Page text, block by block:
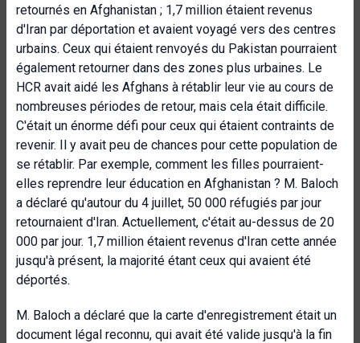
retournés en Afghanistan ; 1,7 million étaient revenus
d'Iran par déportation et avaient voyagé vers des centres
urbains. Ceux qui étaient renvoyés du Pakistan pourraient
également retourner dans des zones plus urbaines. Le
HCR avait aidé les Afghans à rétablir leur vie au cours de
nombreuses périodes de retour, mais cela était difficile.
C'était un énorme défi pour ceux qui étaient contraints de
revenir. Il y avait peu de chances pour cette population de
se rétablir. Par exemple, comment les filles pourraient-
elles reprendre leur éducation en Afghanistan ? M. Baloch
a déclaré qu'autour du 4 juillet, 50 000 réfugiés par jour
retournaient d'Iran. Actuellement, c'était au-dessus de 20
000 par jour. 1,7 million étaient revenus d'Iran cette année
jusqu'à présent, la majorité étant ceux qui avaient été
déportés.
M. Baloch a déclaré que la carte d'enregistrement était un
document légal reconnu, qui avait été valide jusqu'à la fin